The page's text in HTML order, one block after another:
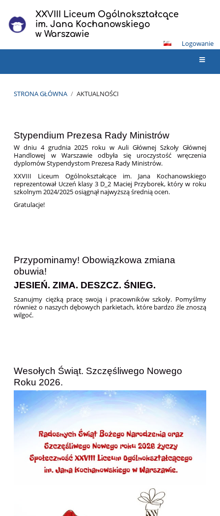
XXVIII Liceum Ogólnokształcące
im. Jana Kochanowskiego
w Warszawie
Logowanie
STRONA GŁÓWNA / AKTUALNOŚCI
Stypendium Prezesa Rady Ministrów
W dniu 4 grudnia 2025 roku w Auli Głównej Szkoły Głównej
Handlowej w Warszawie odbyła się uroczystość wręczenia
dyplomów Stypendystom Prezesa Rady Ministrów.
XXVIII Liceum Ogólnokształcące im. Jana Kochanowskiego
reprezentował Uczeń klasy 3 D_2 Maciej Przyborek, który w roku
szkolnym 2024/2025 osiągnął najwyższą średnią ocen.
Gratulacje!
Przypominamy! Obowiązkowa zmiana
obuwia!
JESIEŃ. ZIMA. DESZCZ. ŚNIEG.
Szanujmy ciężką pracę swoją i pracowników szkoły. Pomyślmy
również o naszych dębowych parkietach, które bardzo źle znoszą
wilgoć.
Wesołych Świąt. Szczęśliwego Nowego
Roku 2026.